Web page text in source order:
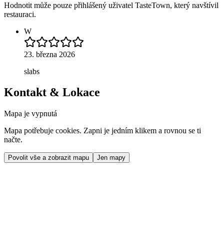
Hodnotit může pouze přihlášený uživatel TasteTown, který navštívil
restauraci.
W
23. března 2026
slabs
Kontakt & Lokace
Mapa je vypnutá
Mapa potřebuje cookies. Zapni je jedním klikem a rovnou se ti
načte.
Povolit vše a zobrazit mapu Jen mapy